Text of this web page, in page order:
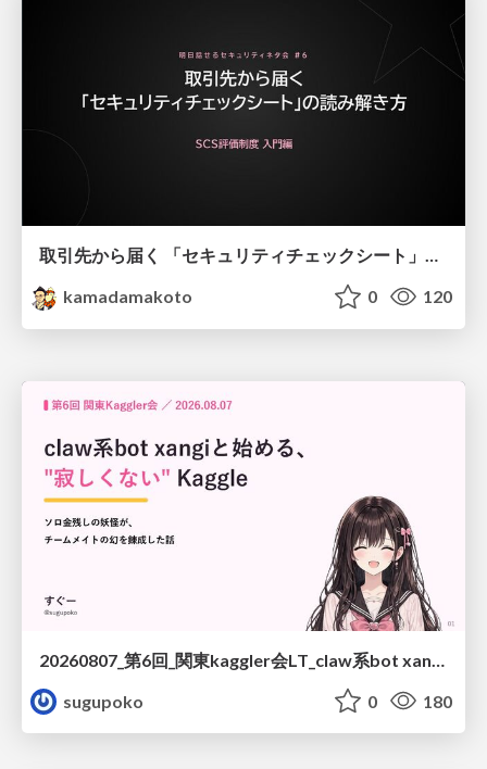
取引先から届く 「セキュリティチェックシート」の読み解き方
kamadamakoto
0 120
sugupoko
0 180